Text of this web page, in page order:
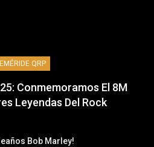
QRP
Conmemoramos El 8M
Leyendas Del Rock
Bob Marley!